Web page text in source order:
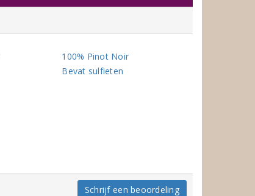
100% Pinot Noir
Bevat sulfieten
Schrijf een beoordeling